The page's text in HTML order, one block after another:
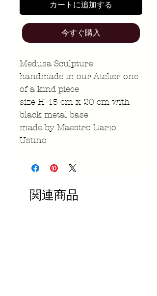
カートに追加する
今すぐ購入
Medusa Sculpture
handmade in our Atelier one
of a kind piece
size H 45 cm x 20 cm with
black metal base
made by Maestro Dario
Ustino
関連商品